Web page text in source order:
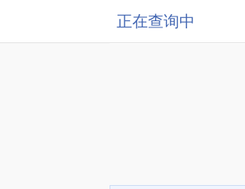
正在查询中